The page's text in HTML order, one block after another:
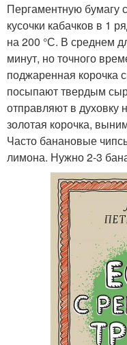
Пергаментную бумагу
кусочки кабачков в 1
на 200 °С. В среднем
минут, но точного
поджаренная корочка
посыпают твердым
отправляют в духовку
золотая корочка,
Часто банановые
лимона. Нужно 2-3